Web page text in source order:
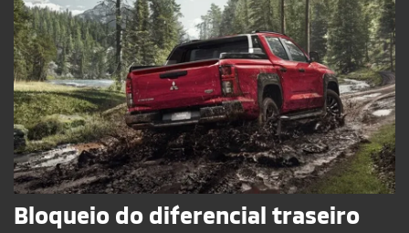
Bloqueio do diferencial traseiro